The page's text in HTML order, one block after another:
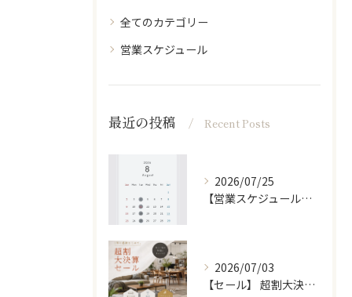
全てのカテゴリー
営業スケジュール
最近の投稿 Recent Posts
2026/07/25
【営業スケジュール】8月カレンダー
2026/07/03
【セール】 超割大決算セール [7/4 〜 7/31]